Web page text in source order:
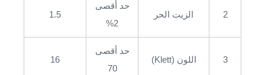
2 الزيت الحر
حد أقصى
2%
1.5
3 اللون (Klett)
حد أقصى
70
16